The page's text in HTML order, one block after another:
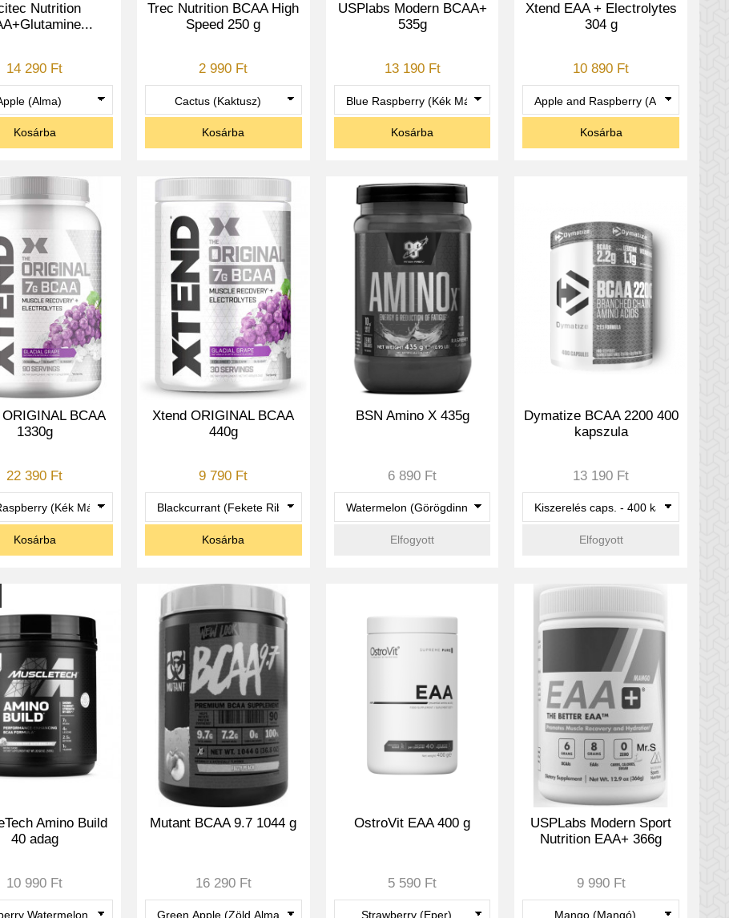
Nutrition
14 290 Ft
Kosárba
Trec Nutrition BCAA High
Speed 250 g
2 990 Ft
Kosárba
USPlabs Modern BCAA+
535g
13 190 Ft
Kosárba
Xtend EAA + Electrolytes
304 g
10 890 Ft
Kosárba
BCAA
1330g
22 390 Ft
Kosárba
Xtend ORIGINAL BCAA
440g
9 790 Ft
Kosárba
BSN Amino X 435g
6 890 Ft
Elfogyott
Dymatize BCAA 2200 400
kapszula
13 190 Ft
Elfogyott
Amino Build
40 adag
10 990 Ft
Mutant BCAA 9.7 1044 g
16 290 Ft
OstroVit EAA 400 g
5 590 Ft
USPLabs Modern Sport
Nutrition EAA+ 366g
9 990 Ft